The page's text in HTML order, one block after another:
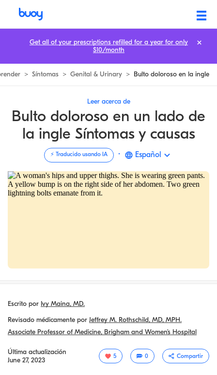
> Síntomas > Genital & Urinary > Bulto doloroso en la ingle
Leer acerca de
Bulto doloroso en un lado de
la ingle Síntomas y causas
⚡️ Traducido usando IA · Español
Escrito por Ivy Maina, MD.
Revisado médicamente por Jeffrey M. Rothschild, MD, MPH.
Associate Professor of Medicine, Brigham and Women’s Hospital
Última actualización
June 27, 2023
5 0 Compartir
Get all of your prescriptions refilled for a year for only
$10/month